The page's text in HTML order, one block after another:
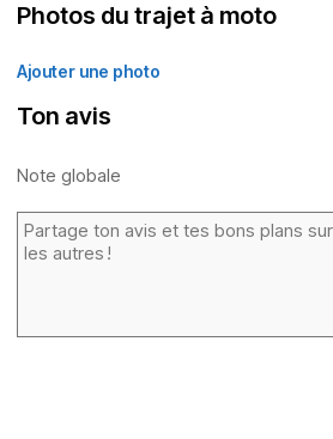
Photos du trajet à moto
Ajouter une photo
Ton avis
Note globale